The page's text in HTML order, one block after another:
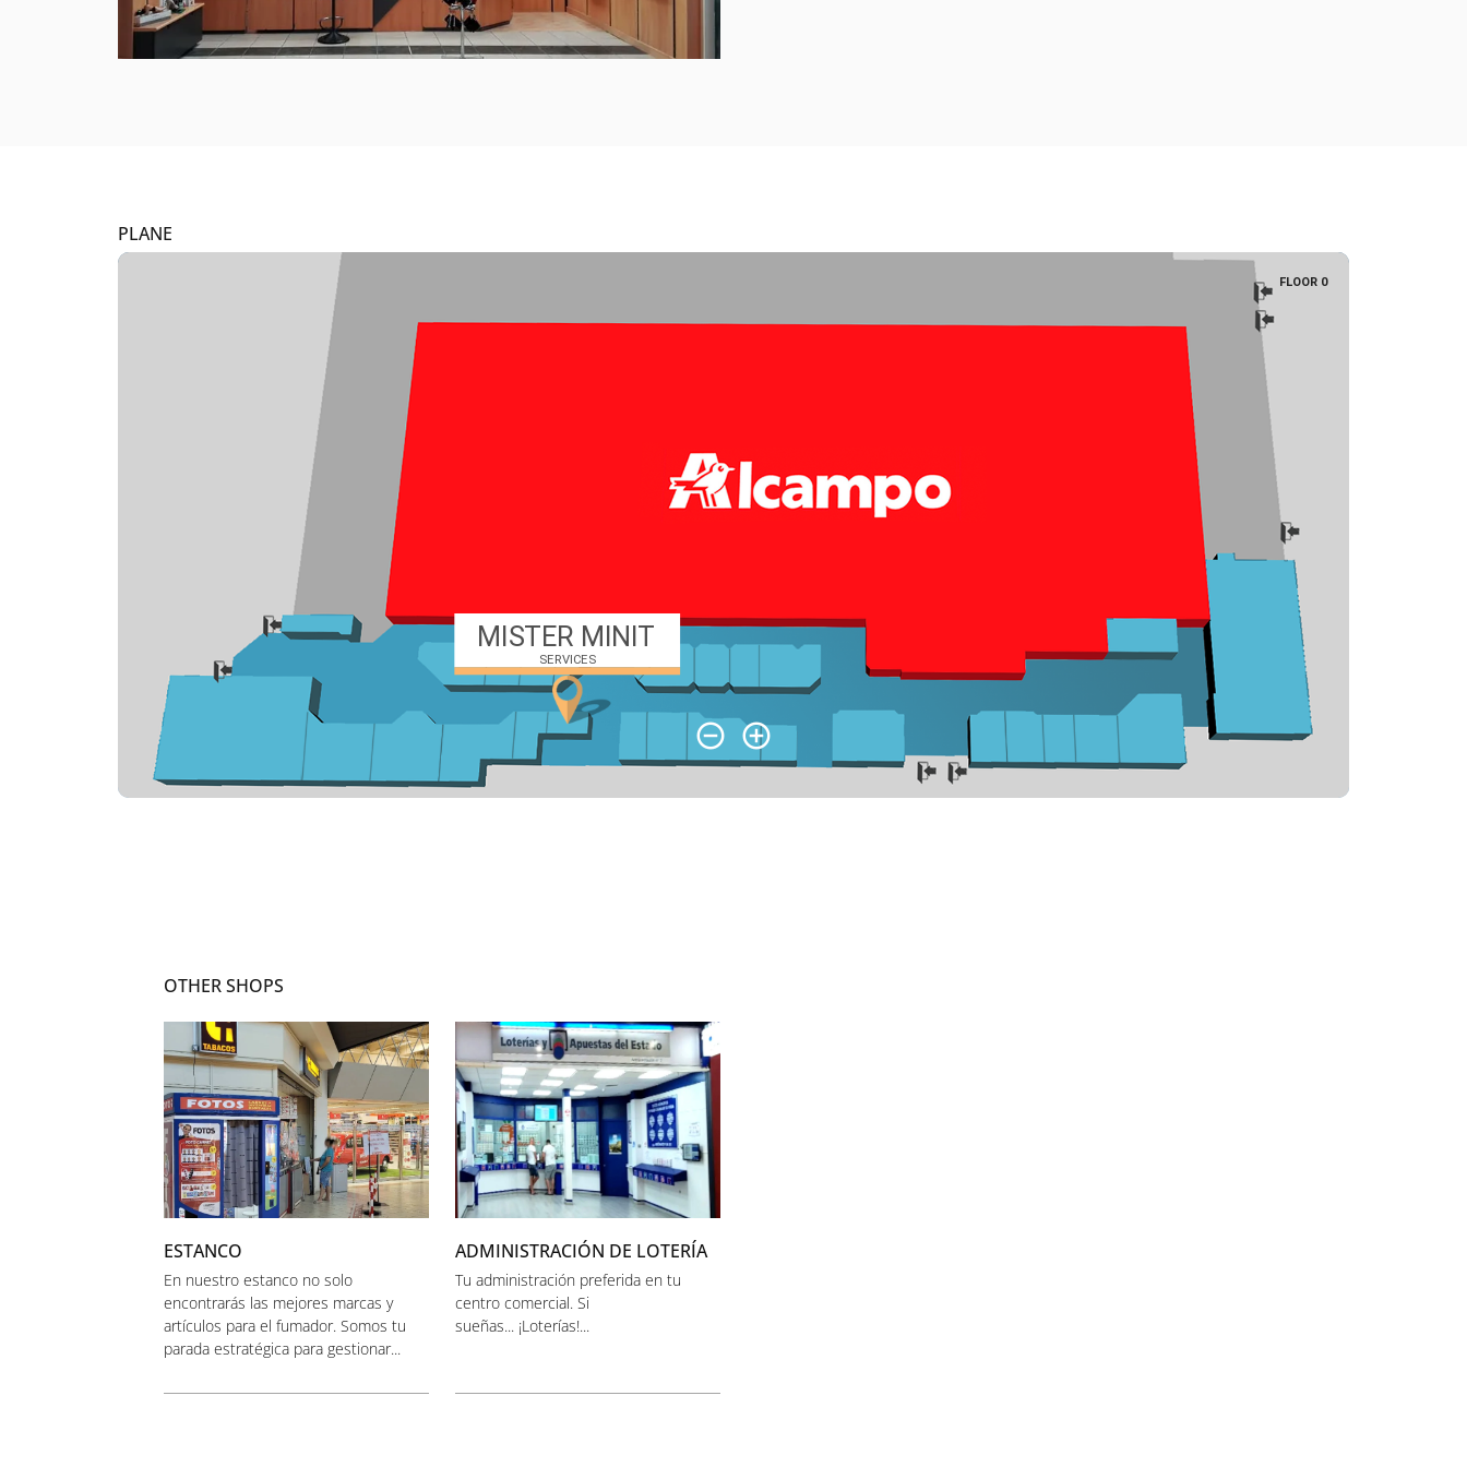
PLANE
OTHER SHOPS
ESTANCO
En nuestro estanco no solo
encontrarás las mejores marcas y
artículos para el fumador. Somos tu
parada estratégica para gestionar...
ADMINISTRACIÓN DE LOTERÍA
Tu administración preferida en tu
centro comercial. Si
sueñas... ¡Loterías!...